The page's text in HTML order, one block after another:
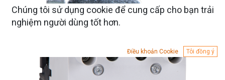
Chúng tôi sử dụng cookie để cung cấp cho bạn trải
nghiệm người dùng tốt hơn.
Điều khoản Cookie Tôi đồng ý